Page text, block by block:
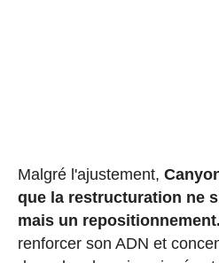
Malgré l'ajustement,
que la restructuration ne
mais un repositionnement.
renforcer son ADN et